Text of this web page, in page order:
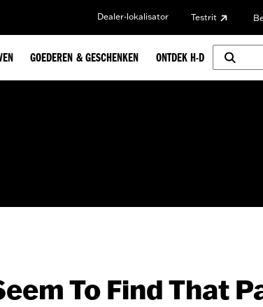
Dealer-lokalisator Testrit
GOEDEREN & GESCHENKEN ONTDEK H-D
To Find That